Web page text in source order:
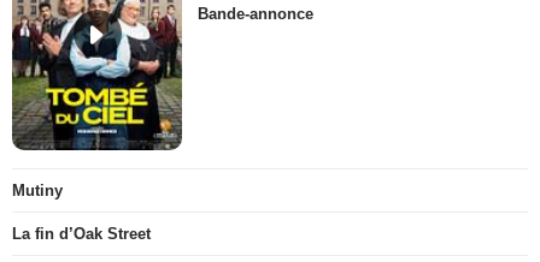
Bande-annonce
Mutiny
La fin d’Oak Street